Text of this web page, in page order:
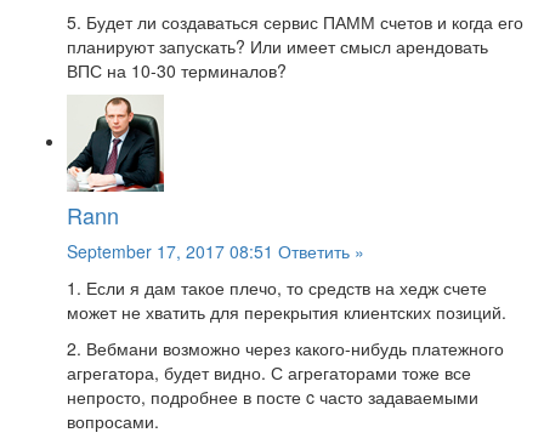
5. Будет ли создаваться сервис ПАММ счетов и когда его
планируют запускать? Или имеет смысл арендовать
ВПС на 10-30 терминалов?
Rann
September 17, 2017 08:51 Ответить »
1. Если я дам такое плечо, то средств на хедж счете
может не хватить для перекрытия клиентских позиций.
2. Вебмани возможно через какого-нибудь платежного
агрегатора, будет видно. С агрегаторами тоже все
непросто, подробнее в посте c часто задаваемыми
вопросами.